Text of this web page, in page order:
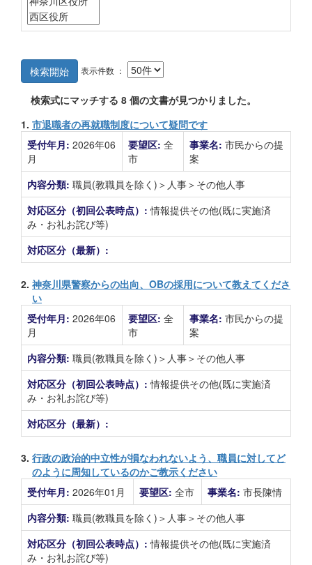
検索開始 表示件数 ：
検索式にマッチする 8 個の文書が見つかりました。
1. 市退職者の再就職制度について疑問です
受付年月: 2026年06
月
要望区: 全
市
事業名: 市民からの提
案
内容分類: 職員(教職員を除く)＞人事＞その他人事
対応区分（初回公表時点）:情報提供その他(既に実施済
み・お礼お詫び等)
対応区分（最新）:
2. 神奈川県警察からの出向、OBの採用について教えてくださ
い
受付年月: 2026年06
月
要望区: 全
市
事業名: 市民からの提
案
内容分類: 職員(教職員を除く)＞人事＞その他人事
対応区分（初回公表時点）:情報提供その他(既に実施済
み・お礼お詫び等)
対応区分（最新）:
3. 行政の政治的中立性が損なわれないよう、職員に対してど
のように周知しているのかご教示ください
受付年月: 2026年01月 要望区: 全市 事業名: 市長陳情
内容分類: 職員(教職員を除く)＞人事＞その他人事
対応区分（初回公表時点）:情報提供その他(既に実施済
み・お礼お詫び等)